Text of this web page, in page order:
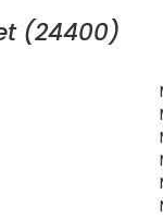
(24400)